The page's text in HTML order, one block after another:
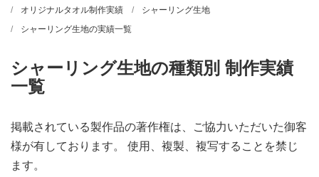
オリジナルタオル制作実績
シャーリング生地
シャーリング生地の実績一覧
シャーリング生地の種類別 制作実績
一覧
掲載されている製作品の著作権は、ご協力いただいた御客
様が有しております。 使用、複製、複写することを禁じ
ます。